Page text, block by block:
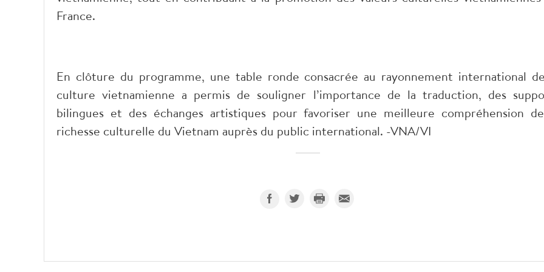
France.
​En clôture du programme, une table ronde consacrée au rayonnement international
culture vietnamienne a permis de souligner l’importance de la traduction, des
bilingues et des échanges artistiques pour favoriser une meilleure compréhension
richesse culturelle du Vietnam auprès du public international. -VNA/VI